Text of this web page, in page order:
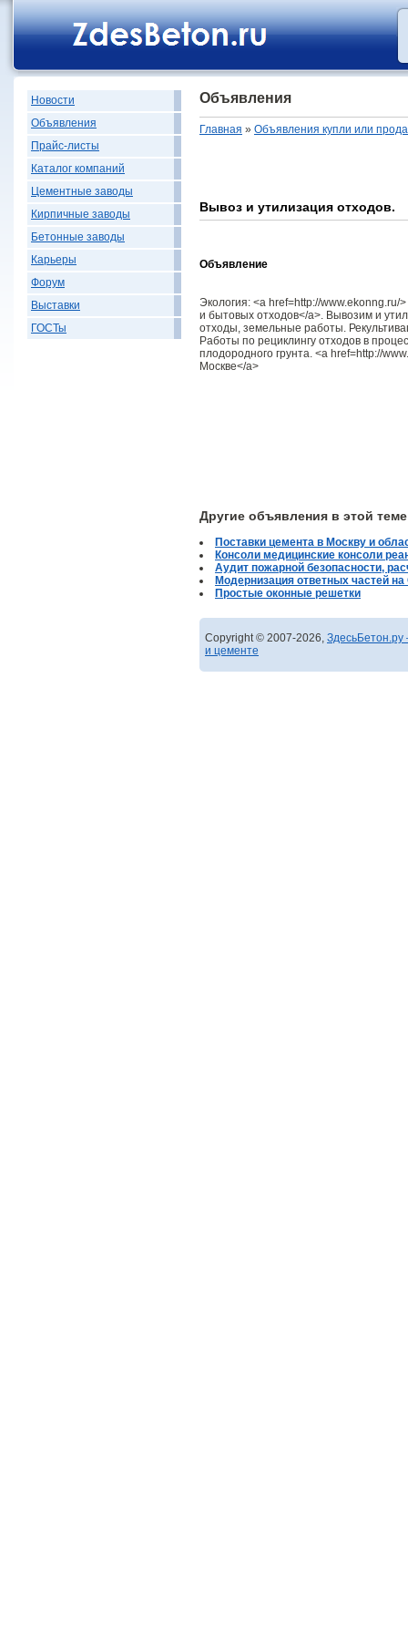
Новости
Объявления
Прайс-листы
Каталог компаний
Цементные заводы
Кирпичные заводы
Бетонные заводы
Карьеры
Форум
Выставки
ГОСТы
Объявления
Главная » Объявления купли или
Вывоз и утилизация отходов.
Объявление
Экология: <a href=http://
и бытовых отходов</a>. Вывозим и
отходы, земельные работы.
Работы по рециклингу отходов в
плодородного грунта. <a href=http://
Москве</a>
Другие объявления в этой теме
Поставки цемента в Москву и
Консоли медицинские консоли
Аудит пожарной безопасности,
Модернизация ответных частей
Простые оконные решетки
Copyright © 2007-2026,
и цементе